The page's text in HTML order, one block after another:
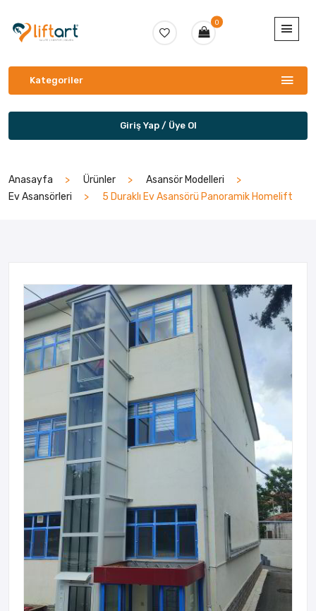
0
Kategoriler
Giriş Yap / Üye Ol
Anasayfa Ürünler
Asansör Modelleri
Ev Asansörleri
5 Duraklı Ev Asansörü Panoramik Homelift